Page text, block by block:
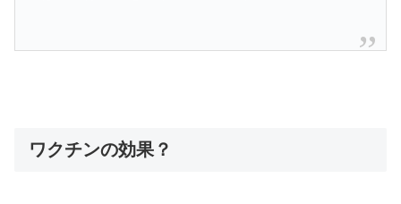
ワクチンの効果？